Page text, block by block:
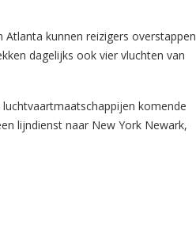
kunnen reizigers overstappen
dagelijks ook vier vluchten van
komende
lijndienst naar New York Newark,